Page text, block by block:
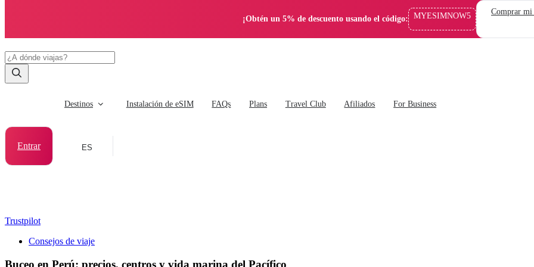
¡Obtén un 5% de descuento usando el código: MYESIMNOW5 Comprar
Destinos Instalación de eSIM FAQs Plans Travel Club Afiliados For Business
Entrar ES
Trustpilot
Consejos de viaje
Buceo en Perú: precios, centros y vida marina del Pacífico